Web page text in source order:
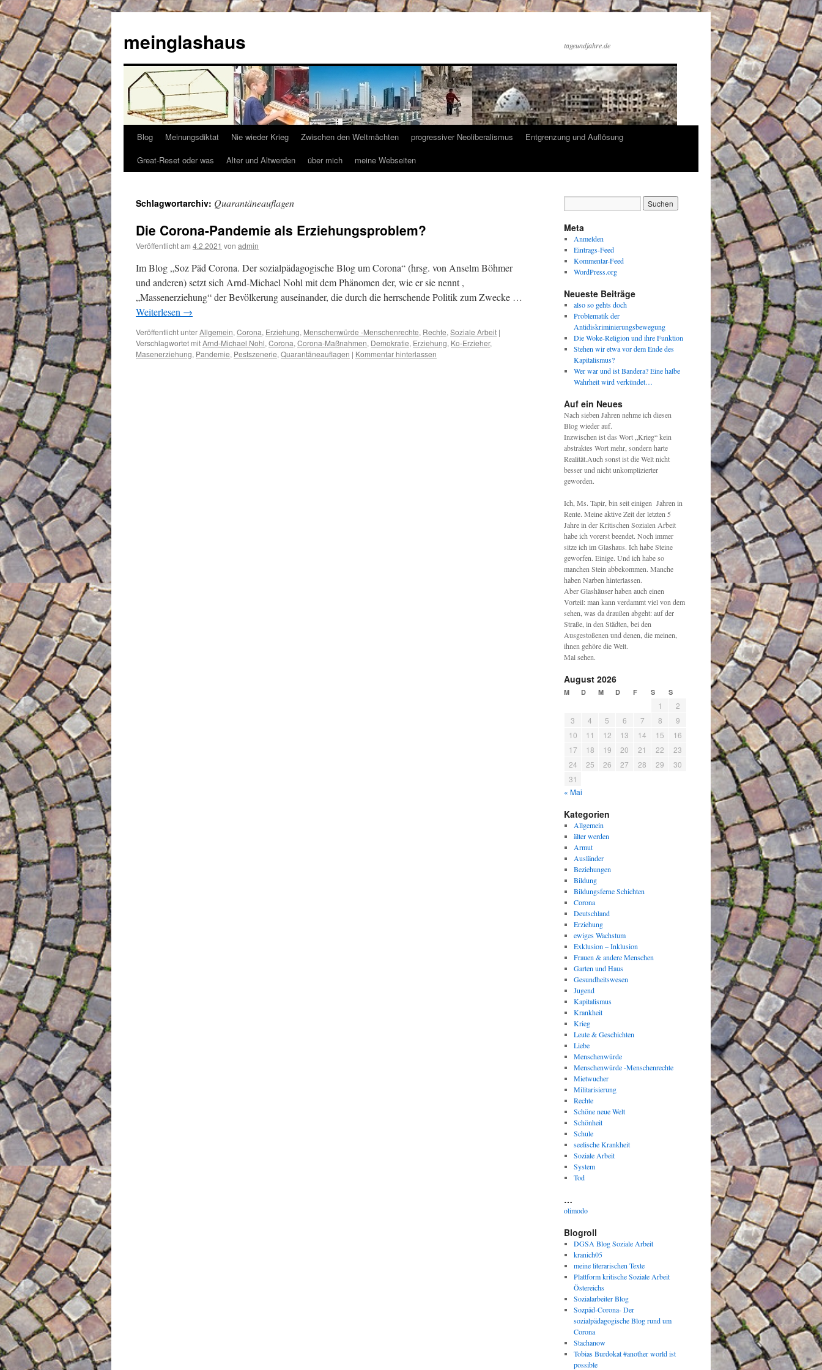
springen
meinglashaus tageundjahre.de
Blog Meinungsdiktat Nie wieder Krieg Zwischen den Weltmächten progressiver Neoliberalismus
Entgrenzung und Auflösung
Great-Reset oder was
Alter und Altwerden über mich meine Webseiten
Schlagwortarchiv: Quarantäneauflagen
Die Corona-Pandemie als Erziehungsproblem?
Veröffentlicht am 4.2.2021 von admin
Im Blog „Soz Päd Corona. Der sozialpädagogische Blog um Corona“ (hrsg. von Anselm Böhmer
und anderen) setzt sich Arnd-Michael Nohl mit dem Phänomen der, wie er sie nennt ,
„Massenerziehung“ der Bevölkerung auseinander, die durch die herrschende Politik zum Zwecke …
Weiterlesen →
Veröffentlicht unterAllgemein, Corona, Erziehung, Menschenwürde -Menschenrechte, Rechte, Soziale Arbeit |
Verschlagwortet mitArnd-Michael Nohl, Corona, Corona-Maßnahmen, Demokratie, Erziehung, Ko-Erzieher,
Masenerziehung, Pandemie, Pestszenerie, Quarantäneauflagen | Kommentar hinterlassen
Meta
Anmelden
Eintrags-Feed
Kommentar-Feed
WordPress.org
Neueste Beiträge
also so gehts doch
Problematik der
Antidiskriminierungsbewegung
Die Woke-Religion und ihre Funktion
Stehen wir etwa vor dem Ende des
Kapitalismus?
Wer war und ist Bandera? Eine halbe
Wahrheit wird verkündet…
Auf ein Neues
Nach sieben Jahren nehme ich diesen
Blog wieder auf.
Inzwischen ist das Wort „Krieg“ kein
abstraktes Wort mehr, sondern harte
Realität.Auch sonst ist die Welt nicht
besser und nicht unkomplizierter
geworden.
Ich, Ms. Tapir, bin seit einigen Jahren in
Rente. Meine aktive Zeit der letzten 5
Jahre in der Kritischen Sozialen Arbeit
habe ich vorerst beendet. Noch immer
sitze ich im Glashaus. Ich habe Steine
geworfen. Einige. Und ich habe so
manchen Stein abbekommen. Manche
haben Narben hinterlassen.
Aber Glashäuser haben auch einen
Vorteil: man kann verdammt viel von dem
sehen, was da draußen abgeht: auf der
Straße, in den Städten, bei den
Ausgestoßenen und denen, die meinen,
ihnen gehöre die Welt.
Mal sehen.
August 2026
M D M D F S S
1
2
3
4 5 6 7 8
9
10
11 12 13 14 15
16
17
18 19 20 21 22
23
24
25 26 27 28 29
30
31
« Mai
Kategorien
Allgemein
älter werden
Armut
Ausländer
Beziehungen
Bildung
Bildungsferne Schichten
Corona
Deutschland
Erziehung
ewiges Wachstum
Exklusion – Inklusion
Frauen & andere Menschen
Garten und Haus
Gesundheitswesen
Jugend
Kapitalismus
Krankheit
Krieg
Leute & Geschichten
Liebe
Menschenwürde
Menschenwürde -Menschenrechte
Mietwucher
Militarisierung
Rechte
Schöne neue Welt
Schönheit
Schule
seelische Krankheit
Soziale Arbeit
System
Tod
…
olimodo
Blogroll
DGSA Blog Soziale Arbeit
kranich05
meine literarischen Texte
Plattform kritische Soziale Arbeit
Östereichs
Sozialarbeiter Blog
Sozpäd-Corona- Der
sozialpädagogische Blog rund um
Corona
Stachanow
Tobias Burdokat #another world ist
possible